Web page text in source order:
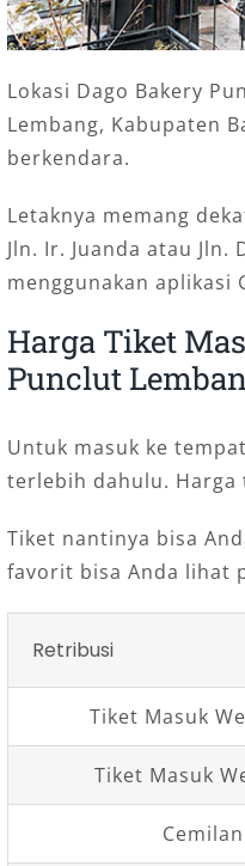
Lokasi Dago Bakery
Lembang, Kabupaten
berkendara.
Letaknya memang
Jln. Ir. Juanda atau
menggunakan aplikasi
Harga Tiket
Punclut
Untuk masuk ke
terlebih dahulu. Harga
Tiket nantinya bisa
favorit bisa Anda lihat
Retribusi
Tiket Masuk
Tiket Masuk
Cemilan